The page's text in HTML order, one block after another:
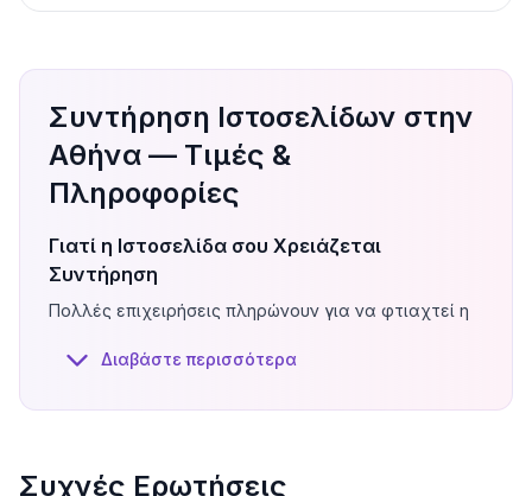
Συντήρηση Ιστοσελίδων στην
Αθήνα — Τιμές &
Πληροφορίες
Γιατί η Ιστοσελίδα σου Χρειάζεται
Συντήρηση
Πολλές επιχειρήσεις πληρώνουν για να φτιαχτεί η
κάτι σπάει: μια φόρμα σταματάει να λειτουργεί, η
επίθεση. Η συντήρηση ιστοσελίδας είναι σαν το
Διαβάστε περισσότερα
Συχνές Ερωτήσεις